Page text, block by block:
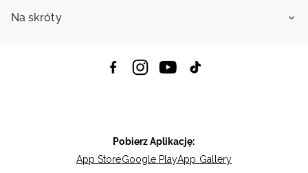
Na skróty
Pobierz Aplikację:
App StoreGoogle PlayApp Gallery